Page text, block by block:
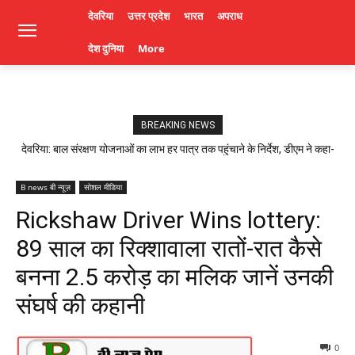
देवरिया उत्तर प्रदेश भारत अपराध
देश दुनिया More
BREAKING NEWS
देवरिया: बाल संरक्षण योजनाओं का लाभ हर पात्र तक पहुंचाने के निर्देश, डीएम ने कहा-
B news बी न्यूज़ सोशल मीडिया
Rickshaw Driver Wins lottery:
89 साल का रिक्शावाला रातों-रात कैसे
बनना 2.5 करोड़ का मलिक जानें उनकी
संघर्ष की कहानी
0